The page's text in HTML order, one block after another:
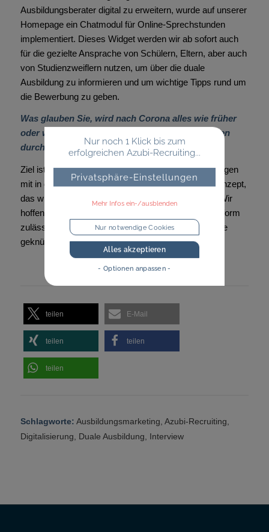
Ausbildungsberater digital zu erweitern, wurde auf unserer
Homepage ein Chatmodul für Online-Sprechstunden
implementiert. Dieses Widget werden wir ab sofort auch
für die gezielte Ansprache von Schülern, Eltern, aber auch
von Studienzweiflern nutzen, um über die duale
Ausbildung zu informieren und um wichtige Tipps rund um
die Bewerbung zu geben.
Was glauben Sie, wird nach Corona alles wie früher
oder wird sich die Rekrutierung von Jugendlichen
durch Corona dauerhaft verändern?
Ziel ist es, die Vorteile aus den digitalen Veranstaltungen
mit in die Zukunft zu nehmen und in ein hybrides Konzept,
das wir aktuell für den Herbst planen, einzubinden. Wir
hoffen, dass die Coronalage eine Messe in Präsenzform
zulässt, Kontakte aber zusätzlich über virtuelle Wege
geknüpft werden können.
teilen E-Mail
teilen teilen
teilen
Schlagworte: Ausbildungsmarketing, Azubi-Recruiting,
Digitalisierung, Duale Ausbildung, Interview
Nur noch 1 Klick bis zum
erfolgreichen Azubi-Recruiting...
Privatsphäre-Einstellungen
Mehr Infos ein-/ausblenden
Nur notwendige Cookies
Alles akzeptieren
- Optionen anpassen -